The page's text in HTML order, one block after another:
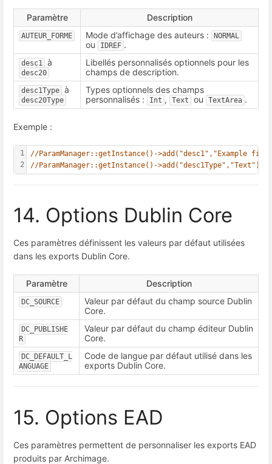
Paramètre Description
AUTEUR_FORME Mode d’affichage des auteurs : NORMAL
ou IDREF .
desc1 à
desc20
Libellés personnalisés optionnels pour les
champs de description.
desc1Type à
desc20Type
Types optionnels des champs
personnalisés :
Int , Text ou TextArea .
Exemple :
1
2
//ParamManager::getInstance()->add("desc1","Example
//ParamManager::getInstance()->add("desc1Type","Text");
14. Options Dublin Core
Ces paramètres définissent les valeurs par défaut utilisées
dans les exports Dublin Core.
Paramètre Description
DC_SOURCE
Valeur par défaut du champ source Dublin
Core.
DC_PUBLISHE
R
Valeur par défaut du champ éditeur Dublin
Core.
DC_DEFAULT_L
ANGUAGE
Code de langue par défaut utilisé dans les
exports Dublin Core.
15. Options EAD
Ces paramètres permettent de personnaliser les exports EAD
produits par Archimage.